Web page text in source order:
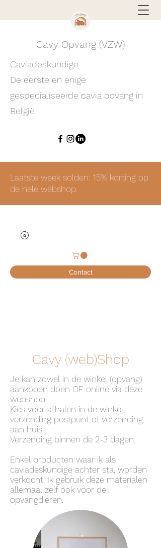
Cavy Opvang (VZW)
Caviadeskundige
De eerste en enige
gespecialiseerde cavia opvang in
België
Contact
Laatste week solden: 15% korting op
de hele webshop.
Cavy (web)Shop
Je kan zowel in de winkel (opvang)
aankopen doen OF online via deze
webshop.
Kies voor afhalen in de winkel,
verzending postpunt of verzending
aan huis.
Verzending binnen de 2-3 dagen.​
Enkel producten waar ik als
caviadeskundige achter sta, worden
verkocht. Ik gebruik deze materialen
allemaal zelf ook voor de
opvangdieren.